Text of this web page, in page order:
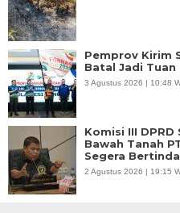
Pemprov Kirim
Batal Jadi Tuan
3 Agustus 2026 | 10:48
Komisi III
Bawah Tanah
Segera
2 Agustus 2026 | 19:15